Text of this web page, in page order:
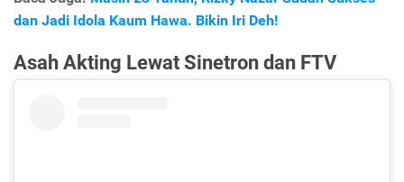
dan Jadi Idola Kaum Hawa. Bikin Iri Deh!
Asah Akting Lewat Sinetron dan FTV